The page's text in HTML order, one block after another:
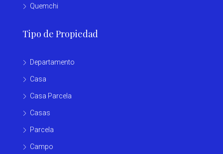
Quemchi
Tipo de Propiedad
Departamento
Casa
Casa Parcela
Casas
Parcela
Campo